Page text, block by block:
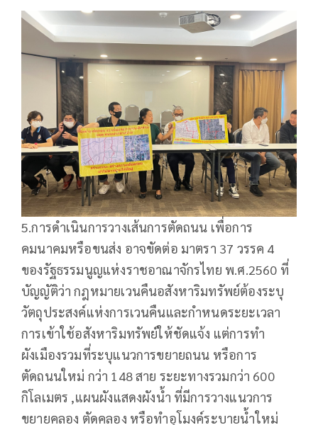
5.การดำเนินการวางเส้นการตัดถนน เพื่อการ
คมนาคมหรือขนส่ง อาจขัดต่อ มาตรา 37 วรรค 4
ของรัฐธรรมนูญแห่งราชอาณาจักรไทย พ.ศ.2560 ที่
บัญญัติว่า กฎหมายเวนคืนอสังหาริมทรัพย์ต้องระบุ
วัตถุประสงค์แห่งการเวนคืนและกำหนดระยะเวลา
การเข้าใช้อสังหาริมทรัพย์ให้ชัดแจ้ง แต่การทำ
ผังเมืองรวมที่ระบุแนวการขยายถนน หรือการ
ตัดถนนใหม่ กว่า 148 สาย ระยะทางรวมกว่า 600
กิโลเมตร ,แผนผังแสดงผังน้ำ ที่มีการวางแนวการ
ขยายคลอง ตัดคลอง หรือทำอุโมงค์ระบายน้ำใหม่